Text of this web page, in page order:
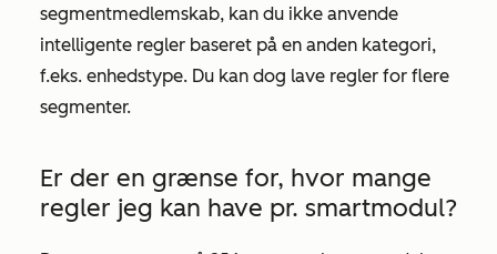
segmentmedlemskab, kan du ikke anvende
intelligente regler baseret på en anden kategori,
f.eks. enhedstype. Du kan dog lave regler for flere
segmenter.
Er der en grænse for, hvor mange
regler jeg kan have pr. smartmodul?